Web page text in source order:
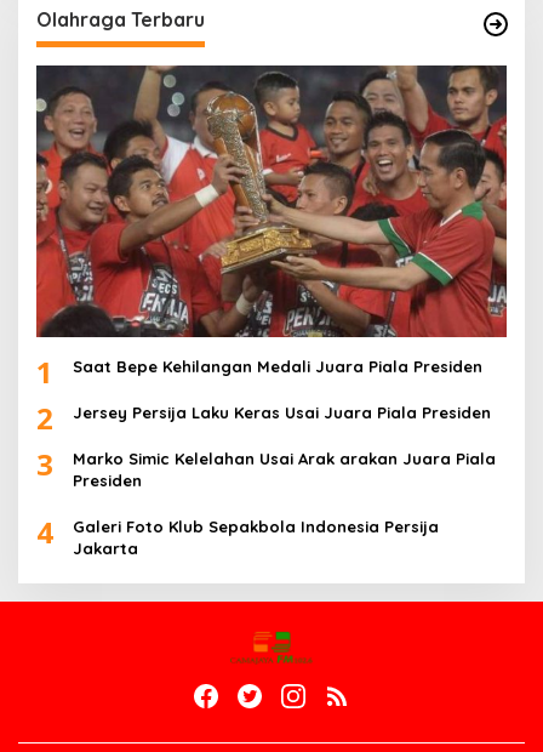
Olahraga Terbaru
1 Saat Bepe Kehilangan Medali Juara Piala Presiden
2 Jersey Persija Laku Keras Usai Juara Piala Presiden
3
Marko Simic Kelelahan Usai Arak arakan Juara Piala
Presiden
4
Galeri Foto Klub Sepakbola Indonesia Persija
Jakarta